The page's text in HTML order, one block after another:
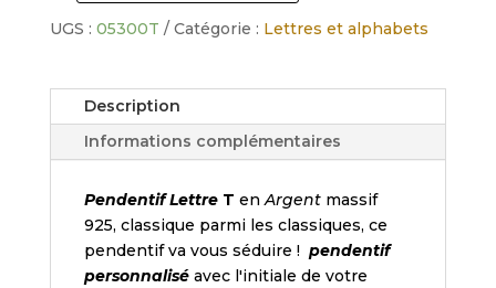
Pendentif
initiale
anglaise.
UGS : 05300T Catégorie : Lettres et alphabets
Description
Informations complémentaires
Pendentif LettreT enArgentmassif
925, classique parmi les classiques, ce
pendentif va vous séduire ! pendentif
personnaliséavec l'initiale de votre